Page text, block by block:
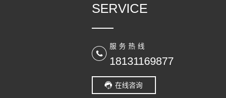
SERVICE
服务热线
18131169877
在线咨询